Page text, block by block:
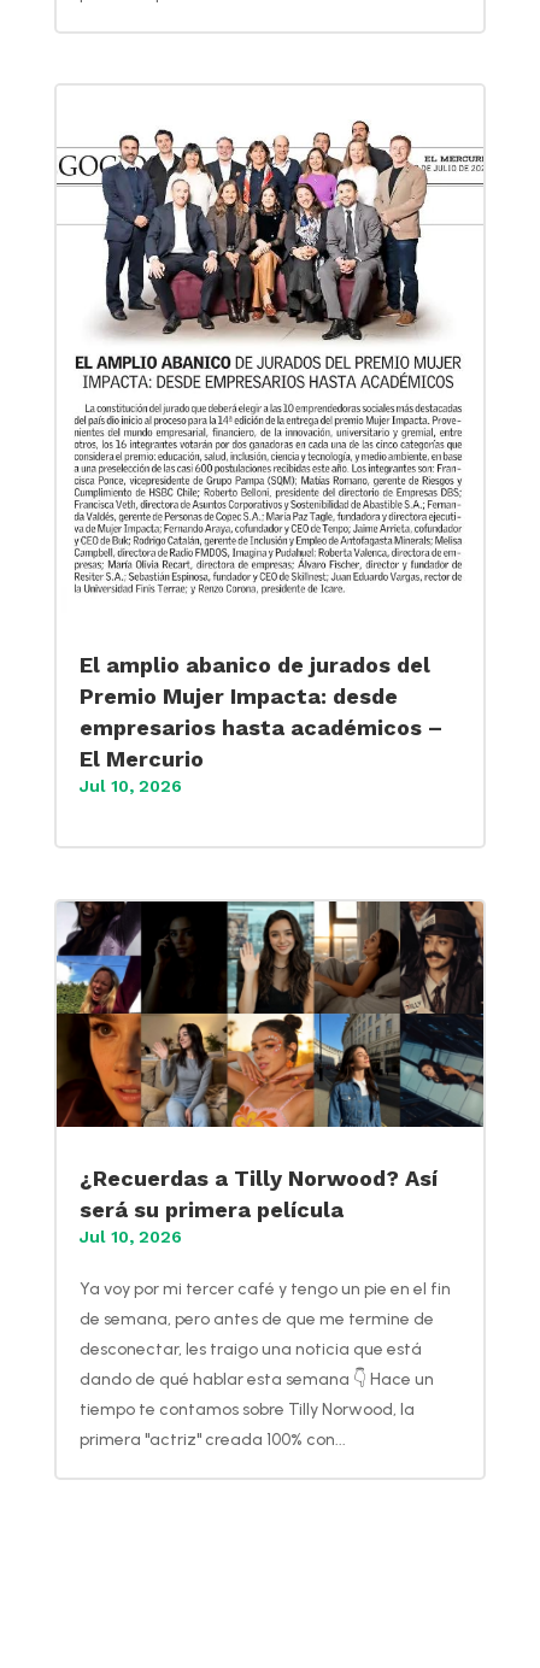
El amplio abanico de jurados del
Premio Mujer Impacta: desde
empresarios hasta académicos –
El Mercurio
Jul 10, 2026
¿Recuerdas a Tilly Norwood? Así
será su primera película
Jul 10, 2026
Ya voy por mi tercer café y tengo un pie en el fin
de semana, pero antes de que me termine de
desconectar, les traigo una noticia que está
dando de qué hablar esta semana 👇 Hace un
tiempo te contamos sobre Tilly Norwood, la
primera "actriz" creada 100% con...